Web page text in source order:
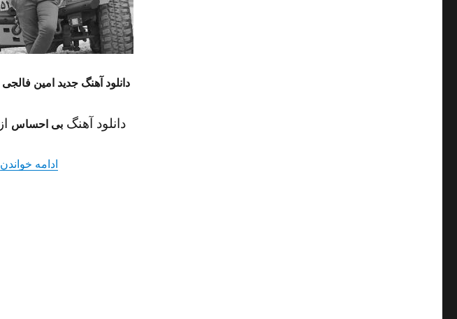
دانلود آهنگ جدید امین
دانلود آهنگبی احساس
ادامه خواندن